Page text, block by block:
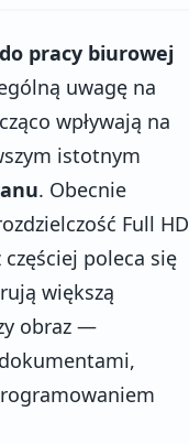
pracy biurowej
uwagę na
wpływają na
istotnym
. Obecnie
Full HD
poleca się
większą
obraz —